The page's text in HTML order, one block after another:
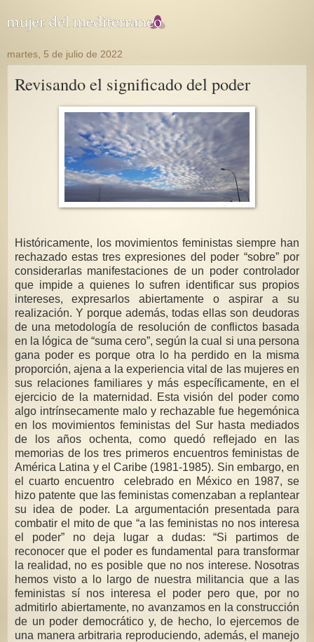
martes, 5 de julio de 2022
Revisando el significado del poder
Históricamente, los movimientos feministas siempre han
rechazado estas tres expresiones del poder “sobre” por
considerarlas manifestaciones de un poder controlador
que impide a quienes lo sufren identificar sus propios
intereses, expresarlos abiertamente o aspirar a su
realización. Y porque además, todas ellas son deudoras
de una metodología de resolución de conflictos basada
en la lógica de “suma cero”, según la cual si una persona
gana poder es porque otra lo ha perdido en la misma
proporción, ajena a la experiencia vital de las mujeres en
sus relaciones familiares y más específicamente, en el
ejercicio de la maternidad. Esta visión del poder como
algo intrínsecamente malo y rechazable fue hegemónica
en los movimientos feministas del Sur hasta mediados
de los años ochenta, como quedó reflejado en las
memorias de los tres primeros encuentros feministas de
América Latina y el Caribe (1981-1985). Sin embargo, en
el cuarto encuentro celebrado en México en 1987, se
hizo patente que las feministas comenzaban a replantear
su idea de poder. La argumentación presentada para
combatir el mito de que “a las feministas no nos interesa
el poder” no deja lugar a dudas: “Si partimos de
reconocer que el poder es fundamental para transformar
la realidad, no es posible que no nos interese. Nosotras
hemos visto a lo largo de nuestra militancia que a las
feministas sí nos interesa el poder pero que, por no
admitirlo abiertamente, no avanzamos en la construcción
de un poder democrático y, de hecho, lo ejercemos de
una manera arbitraria reproduciendo, además, el manejo